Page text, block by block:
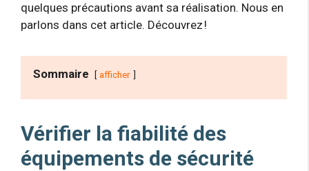
quelques précautions avant sa réalisation. Nous en
parlons dans cet article. Découvrez !
Sommaire afficher
Vérifier la fiabilité des
équipements de sécurité